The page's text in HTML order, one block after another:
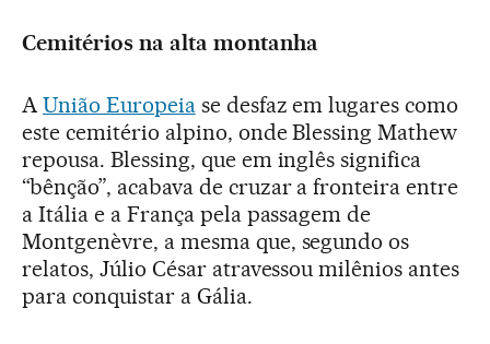
Cemitérios na alta montanha
AUnião Europeiase desfaz em lugares como
este cemitério alpino, onde Blessing Mathew
repousa. Blessing, que em inglês significa
“bênção”, acabava de cruzar a fronteira entre
a Itália e a França pela passagem de
Montgenèvre, a mesma que, segundo os
relatos, Júlio César atravessou milênios antes
para conquistar a Gália.